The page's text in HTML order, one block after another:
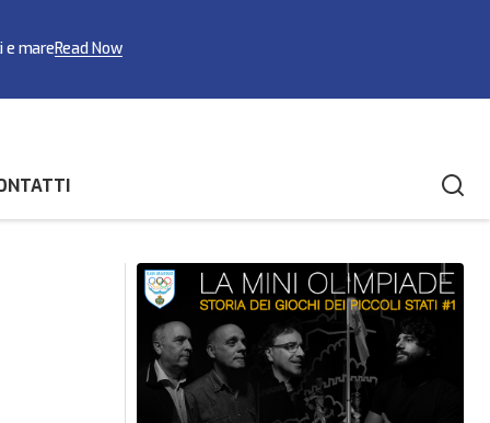
e mareRead Now
per il Mondiale di bocce a Kemer